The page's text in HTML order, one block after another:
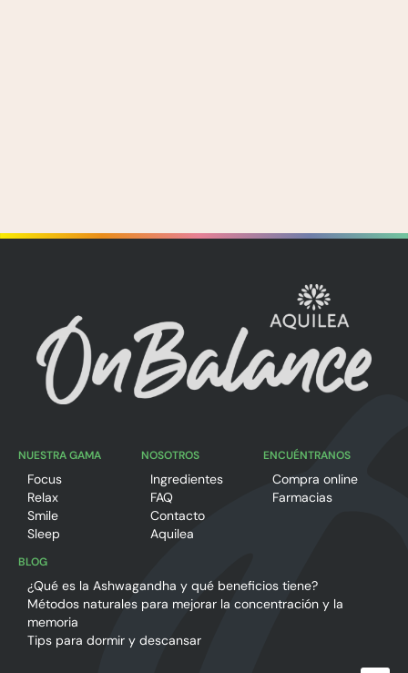
NUESTRA GAMA
Focus
Relax
Smile
Sleep
NOSOTROS
Ingredientes
FAQ
Contacto
Aquilea
ENCUÉNTRANOS
Compra online
Farmacias
BLOG
¿Qué es la Ashwagandha y qué beneficios tiene?
Métodos naturales para mejorar la concentración y la
memoria
Tips para dormir y descansar